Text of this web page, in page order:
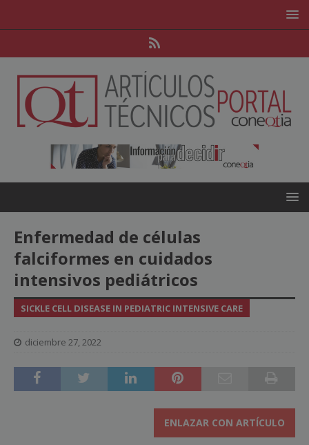
Enfermedad de células
falciformes en cuidados
intensivos pediátricos
SICKLE CELL DISEASE IN PEDIATRIC INTENSIVE CARE
diciembre 27, 2022
ENLAZAR CON ARTÍCULO